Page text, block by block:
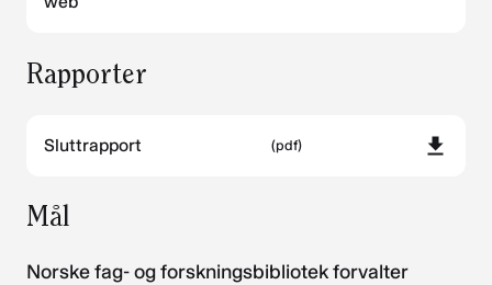
Rapporter
Sluttrapport (pdf)
Mål
Norske fag- og forskningsbibliotek forvalter